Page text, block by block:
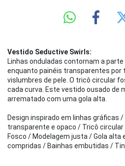
Vestido Seductive Swirls:
Linhas onduladas contornam a parte
enquanto painéis transparentes por
vislumbres de pele. O tricô circular
cada curva. Este vestido ousado de
arrematado com uma gola alta.
Design inspirado em linhas gráficas
transparente e opaco / Tricô
Fosco / Modelagem justa / Gola alta
compridas / Bainhas embutidas /